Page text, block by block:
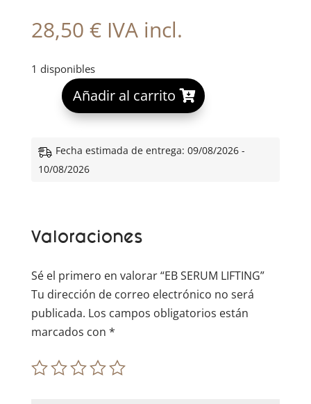
28,50 € IVA incl.
1 disponibles
Añadir al carrito
A
e
e
:
Fecha estimada de entrega: 09/08/2026 -
10/08/2026
Valoraciones
Sé el primero en valorar “EB SERUM LIFTING”
Tu dirección de correo electrónico no será
publicada. Los campos obligatorios están
marcados con *